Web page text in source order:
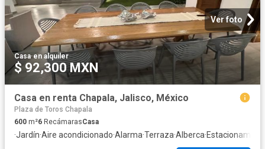
Ver foto
Casa·en alquiler
$ 92,300 MXN
Casa en renta Chapala, Jalisco, México
Plaza de Toros Chapala
600 m²6 RecámarasCasa
·Jardín·Aire acondicionado·Alarma·Terraza·Alberca·